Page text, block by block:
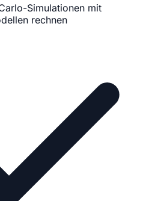
Simulationen mit
rechnen